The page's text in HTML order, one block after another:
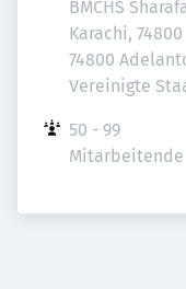
BMCHS
Karachi, 74800
74800
Vereinigte
50 - 99
Mitarbeitende